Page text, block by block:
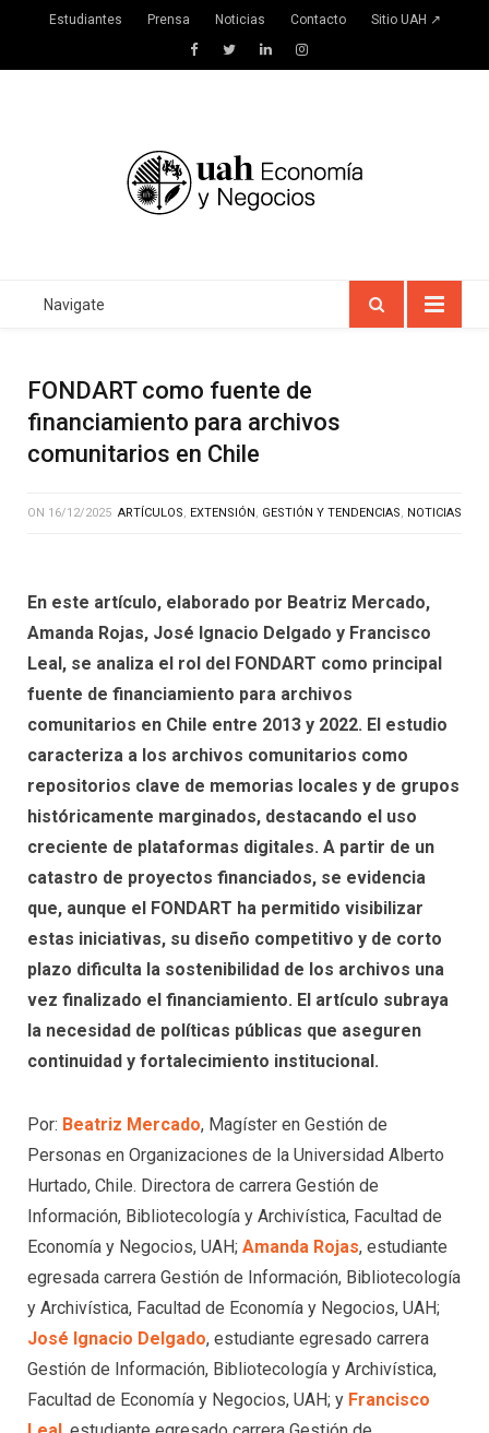
Estudiantes Prensa Noticias Contacto Sitio UAH ↗
FacebookTwitterLinkedInInstagram
Navigate
FONDART como fuente de
financiamiento para archivos
comunitarios en Chile
ON 16/12/2025 ARTÍCULOS, EXTENSIÓN, GESTIÓN Y TENDENCIAS, NOTICIAS
En este artículo, elaborado por Beatriz Mercado,
Amanda Rojas, José Ignacio Delgado y Francisco
Leal, se analiza el rol del FONDART como principal
fuente de financiamiento para archivos
comunitarios en Chile entre 2013 y 2022. El estudio
caracteriza a los archivos comunitarios como
repositorios clave de memorias locales y de grupos
históricamente marginados, destacando el uso
creciente de plataformas digitales. A partir de un
catastro de proyectos financiados, se evidencia
que, aunque el FONDART ha permitido visibilizar
estas iniciativas, su diseño competitivo y de corto
plazo dificulta la sostenibilidad de los archivos una
vez finalizado el financiamiento. El artículo subraya
la necesidad de políticas públicas que aseguren
continuidad y fortalecimiento institucional.
Por: Beatriz Mercado, Magíster en Gestión de
Personas en Organizaciones de la Universidad Alberto
Hurtado, Chile. Directora de carrera Gestión de
Información, Bibliotecología y Archivística, Facultad de
Economía y Negocios, UAH; Amanda Rojas, estudiante
egresada carrera Gestión de Información, Bibliotecología
y Archivística, Facultad de Economía y Negocios, UAH;
José Ignacio Delgado, estudiante egresado carrera
Gestión de Información, Bibliotecología y Archivística,
Facultad de Economía y Negocios, UAH; y Francisco